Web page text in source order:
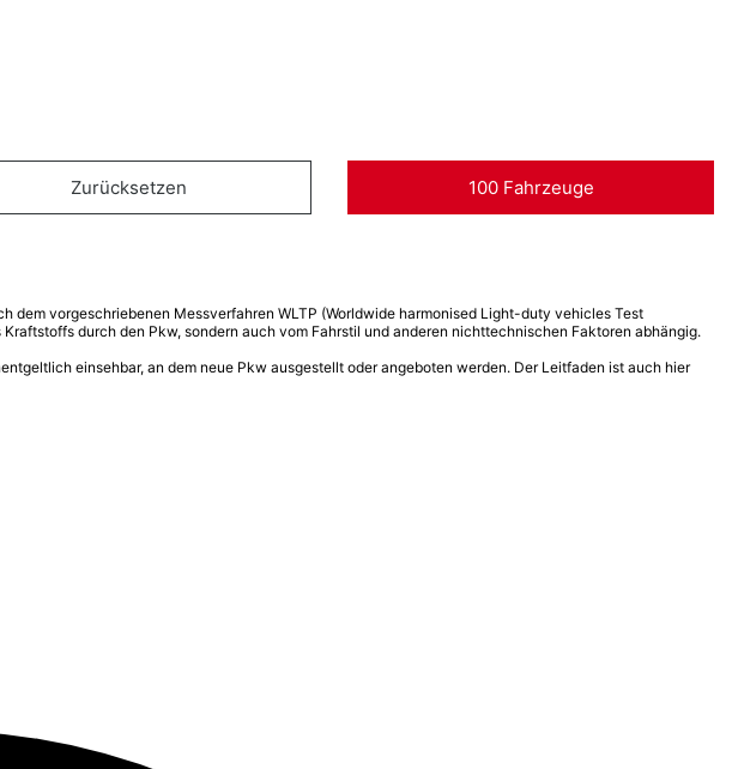
100 Fahrzeuge
Zurücksetzen
vorgeschriebenen Messverfahren WLTP (Worldwide harmonised Light-duty vehicles Test
durch den Pkw, sondern auch vom Fahrstil und anderen nichttechnischen Faktoren abhängig.
einsehbar, an dem neue Pkw ausgestellt oder angeboten werden. Der Leitfaden ist auch hier